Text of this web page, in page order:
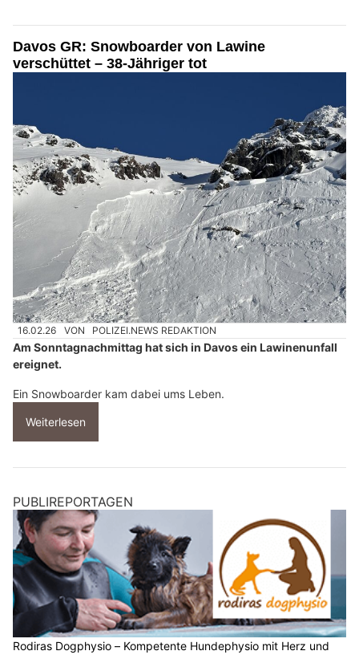
Davos GR: Snowboarder von Lawine
verschüttet – 38-Jähriger tot
16.02.26 VON POLIZEI.NEWS REDAKTION
Am Sonntagnachmittag hat sich in Davos ein Lawinenunfall
ereignet.
Ein Snowboarder kam dabei ums Leben.
Weiterlesen
PUBLIREPORTAGEN
Rodiras Dogphysio – Kompetente Hundephysio mit Herz und